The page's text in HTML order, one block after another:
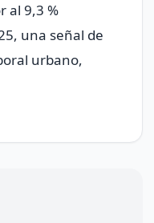
al 9,3 %
una señal de
urbano,